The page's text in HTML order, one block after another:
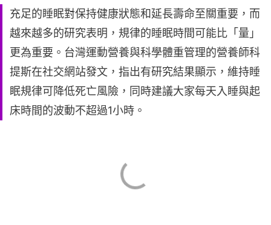
充足的睡眠對保持健康狀態和延長壽命至關重要，而
越來越多的研究表明，規律的睡眠時間可能比「量」
更為重要。台灣運動營養與科學體重管理的營養師科
提斯在社交網站發文，指出有研究結果顯示，維持睡
眠規律可降低死亡風險，同時建議大家每天入睡與起
床時間的波動不超過1小時。